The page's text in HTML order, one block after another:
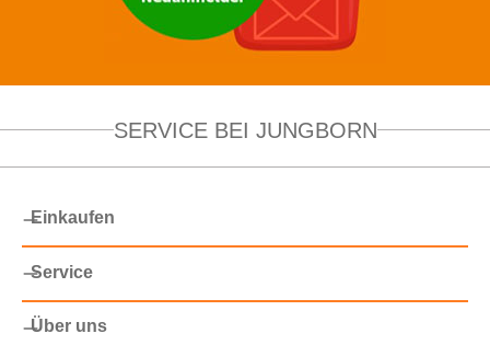
SERVICE BEI JUNGBORN
Einkaufen
Service
Über uns